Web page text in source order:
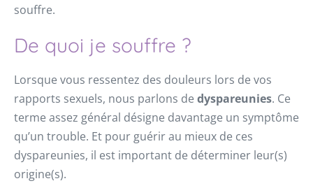
souffre.
De quoi je souffre ?
Lorsque vous ressentez des douleurs lors de vos
rapports sexuels, nous parlons de dyspareunies. Ce
terme assez général désigne davantage un symptôme
qu’un trouble. Et pour guérir au mieux de ces
dyspareunies, il est important de déterminer leur(s)
origine(s).